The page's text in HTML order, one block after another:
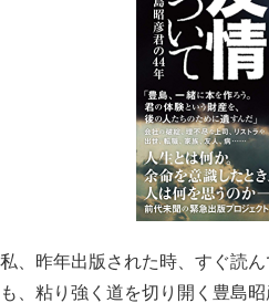
私、昨年出版された時、すぐ読
も、粘り強く道を切り開く豊島